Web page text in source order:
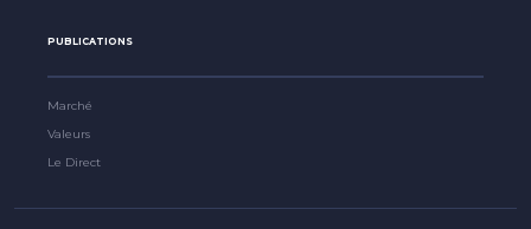
PUBLICATIONS
Marché
Valeurs
Le Direct